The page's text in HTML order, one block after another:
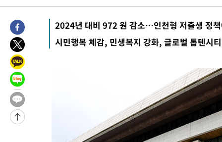
차'
-10249초 전 >콜롬비아 신임 우파 대통령 취임 하루만에 차량폭탄 폭발 사건
-3843초 전 >
튀르키예 외무장관, "메카 3국 방위협정은 이란이 목표 아냐 "
-1051초 전 >
이군이 불법 군시설 건설한 레바논 남부에서 레바논군 3명 폭발
30분 전 >
[속보]美중부 사령관, 이스라엘 긴급방문 다중화된 전선 상황 논의
1시간 전 >
론 누출”
1시간 전 >
‘축구의 신’ 아르헨티나 축구 선수 메시의 부친 지병 별세
1시간 전 >
“美 이란전 무기 소진…북한과 분쟁시 주한 미군 취약해질 수 있어”
2024년 대비 972 원 감소…인천형 저출생 정
시민행복 체감, 민생복지 강화, 글로벌 톱텐시